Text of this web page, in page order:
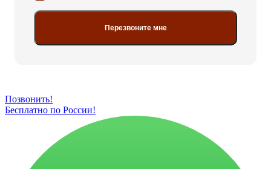
Перезвоните мне
Позвонить!
Бесплатно по России!